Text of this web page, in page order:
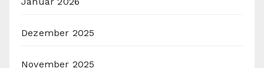
Dezember 2025
November 2025